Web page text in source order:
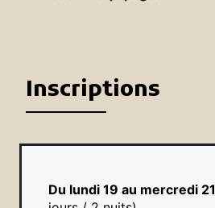
Inscriptions
Du lundi 19 au mercredi